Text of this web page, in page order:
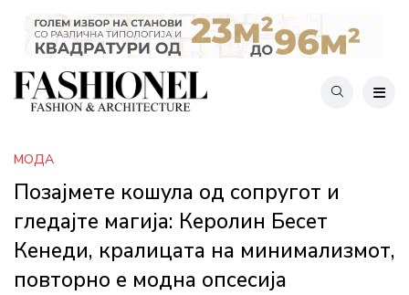
МОДА
Позајмете кошула од сопругот и
гледајте магија: Керолин Бесет
Кенеди, кралицата на минимализмот,
повторно е модна опсесија